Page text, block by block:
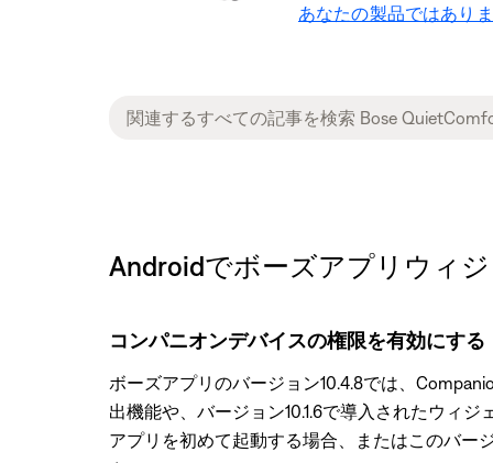
あなたの製品ではあり
Androidでボーズアプリウィ
コンパニオンデバイスの権限を有効にする
ボーズアプリのバージョン10.4.8では、
出機能や、バージョン10.1.6で導入されたウィ
アプリを初めて起動する場合、またはこのバー